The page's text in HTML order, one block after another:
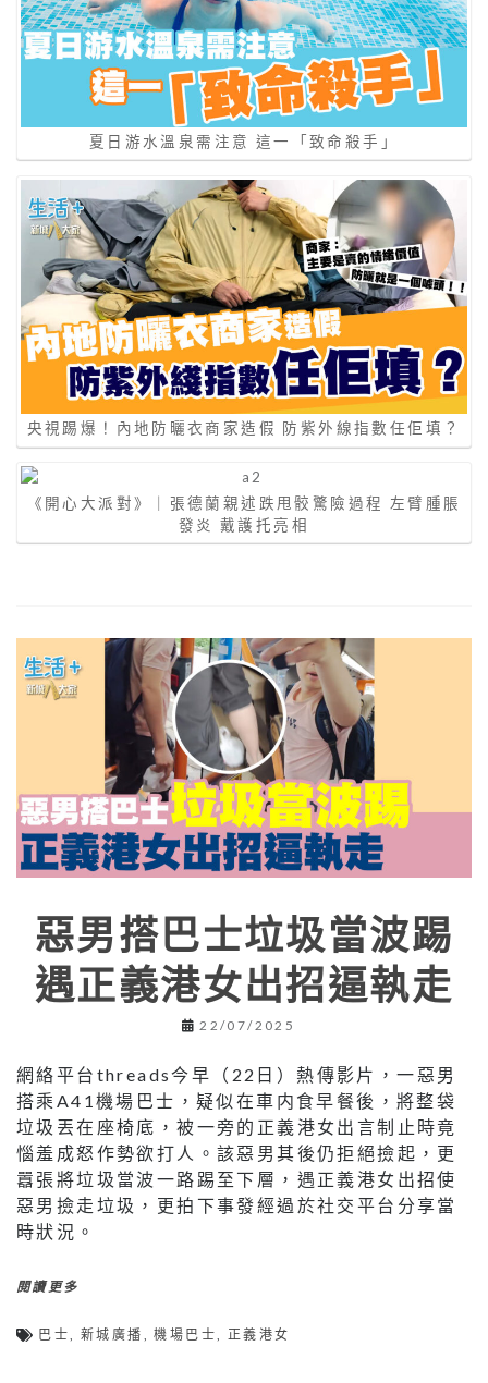
夏日游水溫泉需注意 這一「致命殺手」
央視踢爆！內地防曬衣商家造假 防紫外線指數任佢填？
《開心大派對》｜張德蘭親述跌甩骹驚險過程 左臂腫脹
發炎 戴護托亮相
惡男搭巴士垃圾當波踢
遇正義港女出招逼執走
22/07/2025
網絡平台threads今早（22日）熱傳影片，一惡男
搭乘A41機場巴士，疑似在車内食早餐後，將整袋
垃圾丟在座椅底，被一旁的正義港女出言制止時竟
惱羞成怒作勢欲打人。該惡男其後仍拒絕撿起，更
囂張將垃圾當波一路踢至下層，遇正義港女出招使
惡男撿走垃圾，更拍下事發經過於社交平台分享當
時狀況。
閱讀更多
巴士 ,新城廣播 ,機場巴士 正義港女